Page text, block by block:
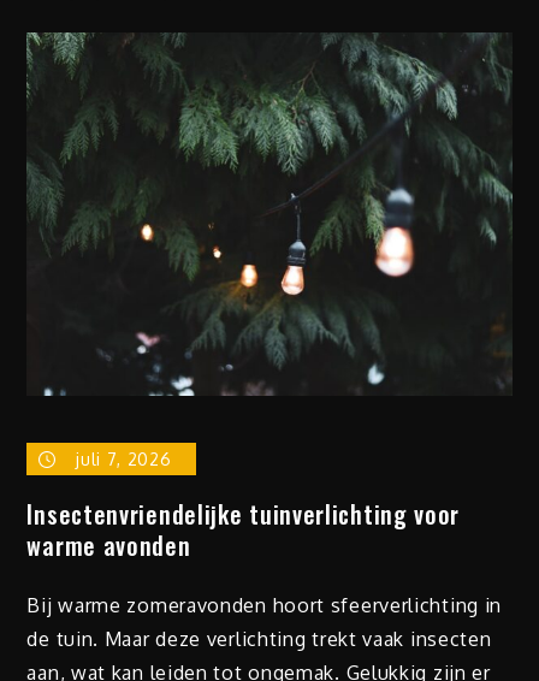
juli 7, 2026
Insectenvriendelijke tuinverlichting voor
warme avonden
Bij warme zomeravonden hoort sfeerverlichting in
de tuin. Maar deze verlichting trekt vaak insecten
aan, wat kan leiden tot ongemak. Gelukkig zijn er